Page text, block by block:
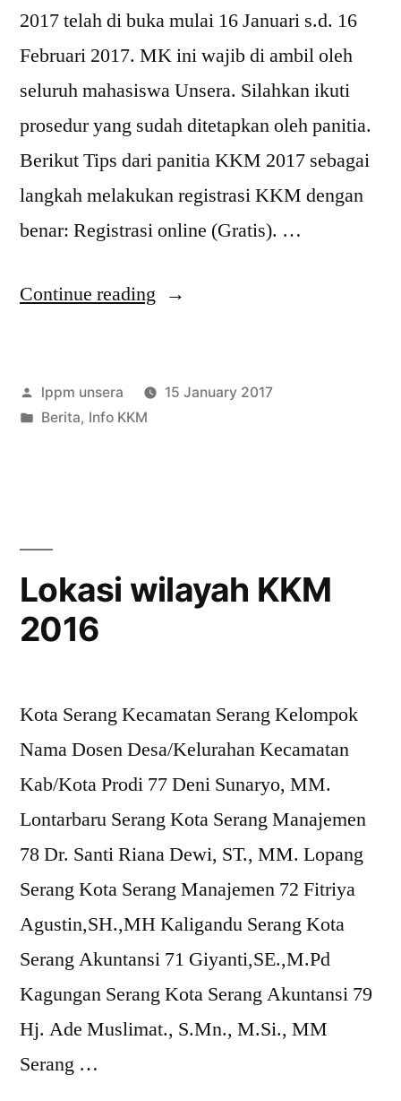
2017 telah di buka mulai 16 Januari s.d. 16
Februari 2017. MK ini wajib di ambil oleh
seluruh mahasiswa Unsera. Silahkan ikuti
prosedur yang sudah ditetapkan oleh panitia.
Berikut Tips dari panitia KKM 2017 sebagai
langkah melakukan registrasi KKM dengan
benar: Registrasi online (Gratis). …
Continue reading “KKM
di
Posted
by
lppm unsera
15 January 2017
Posted
Berita, Info KKM
Lokasi wilayah KKM
2016
Kota Serang Kecamatan Serang Kelompok
Nama Dosen Desa/Kelurahan Kecamatan
Kab/Kota Prodi 77 Deni Sunaryo, MM.
Lontarbaru Serang Kota Serang Manajemen
78 Dr. Santi Riana Dewi, ST., MM. Lopang
Serang Kota Serang Manajemen 72 Fitriya
Agustin,SH.,MH Kaligandu Serang Kota
Serang Akuntansi 71 Giyanti,SE.,M.Pd
Kagungan Serang Kota Serang Akuntansi 79
Hj. Ade Muslimat., S.Mn., M.Si., MM
Serang …